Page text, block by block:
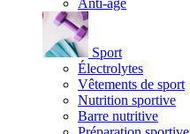
Anti-âge
Sport
Électrolytes
Vêtements de sport
Nutrition sportive
Barre nutritive